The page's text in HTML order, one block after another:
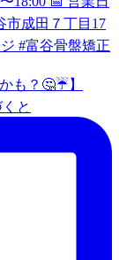
も？🤔☔️】
と